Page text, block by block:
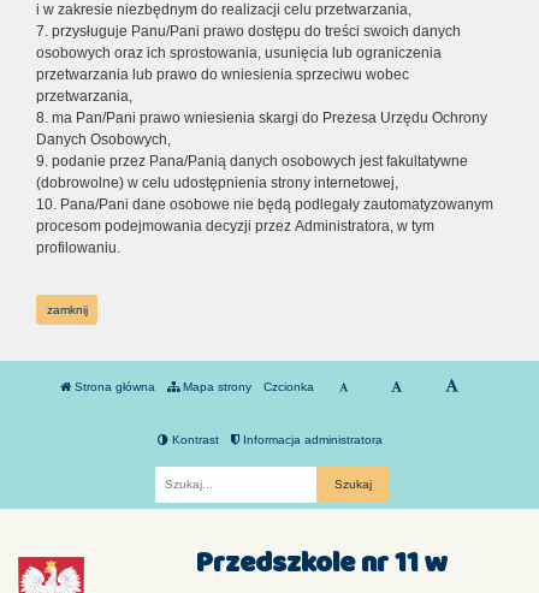
i w zakresie niezbędnym do realizacji celu przetwarzania,
7. przysługuje Panu/Pani prawo dostępu do treści swoich danych
osobowych oraz ich sprostowania, usunięcia lub ograniczenia
przetwarzania lub prawo do wniesienia sprzeciwu wobec
przetwarzania,
8. ma Pan/Pani prawo wniesienia skargi do Prezesa Urzędu Ochrony
Danych Osobowych,
9. podanie przez Pana/Panią danych osobowych jest fakultatywne
(dobrowolne) w celu udostępnienia strony internetowej,
10. Pana/Pani dane osobowe nie będą podlegały zautomatyzowanym
procesom podejmowania decyzji przez Administratora, w tym
profilowaniu.
zamknij
Strona główna Mapa strony Czcionka
Kontrast Informacja administratora
Przedszkole nr 11 w